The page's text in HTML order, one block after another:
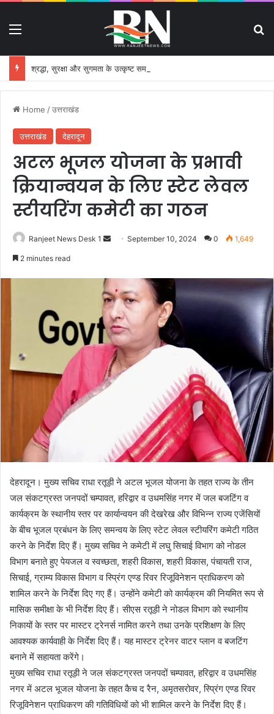
Home /उत्तराखंड
उत्तराखंड देहरादून
अटल भूजल योजना के प्रभावी
क्रियान्वयन के लिए स्टेट लेवल
स्टीयरिंग कमेटी का गठन
Ranjeet News Desk 1
a
n
e
m
a
i
l
September 10, 2024 0 1,649
2 minutes read
देहरादून। मुख्य सचिव राधा रतूड़ी ने अटल भूजल योजना के तहत राज्य के तीन
जल संकटग्रस्त जनपदों चम्पावत, हरिद्वार व उधमसिंह नगर में जल बजटिंग व
कार्यक्रम के स्थानीय स्तर पर कार्यान्वयन की देखरेख और विभिन्न राज्य एजेंसियों
के बीच भूजल प्रबंधन के लिए समन्वय के लिए स्टेट लेवल स्टीयरिंग कमेटी गठित
करने के निर्देश दिए हैं। मुख्य सचिव ने कमेटी में लघु सिचाई विभाग को नोडल
विभाग बनाते हुए पेयजल व स्वच्छता, शहरी विकास, शहरी विकास, पंचायती राज,
सिचाई, ग्राम्य विकास विभाग व स्प्रिंग एण्ड रिवर रिजूविनेशन प्राधिकरण को
शामिल करने के निर्देश दिए गए हैं। उन्होंने कमेटी को कार्यक्रम की नियमित रूप से
मासिक समीक्षा के भी निर्देश दिए हैं। सीएस रतूड़ी ने नोडल विभाग को स्थानीय
निकायों के स्तर पर मास्टर ट्रेनर्स नामित करने तथा उनके प्रशिक्षण के लिए
आवश्यक कार्यवाही के निर्देश दिए हैं। यह मास्टर ट्रेनर वाटर प्लान व बजटिंग
बनाने में सहायता करेंगे।
मुख्य सचिव राधा रतूड़ी ने जल संकटग्रस्त जनपदों चम्पावत, हरिद्वार व उधमसिंह
नगर में अटल भूजल योजना के तहत कैच द रैन, अमृतसरोवर, स्प्रिंग एण्ड रिवर
रिजूविनेशन प्राधिकरण की गतिविधियों को भी शामिल करने के निर्देश दिए हैं।